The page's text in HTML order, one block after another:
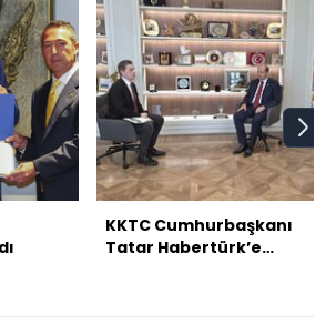
KKTC Cumhurbaşkanı
Tatar Habertürk’e